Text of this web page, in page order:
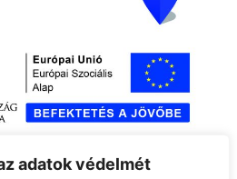
adatok védelmét